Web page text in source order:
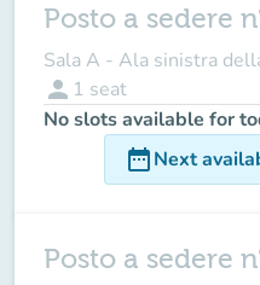
Posto a sedere
Sala A - Ala sinistra
person 1 seat
No slots available for
date_rangeNext
Posto a sedere